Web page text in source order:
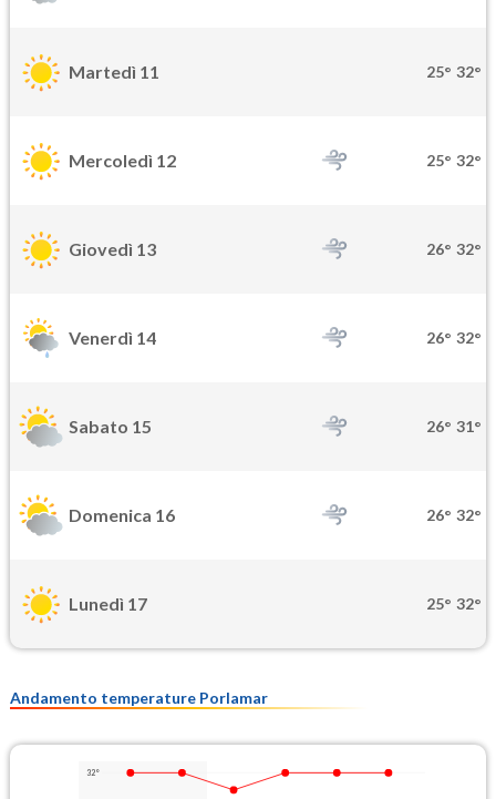
Martedì 11 25° 32°
Mercoledì 12 25° 32°
Giovedì 13 26° 32°
Venerdì 14 26° 32°
Sabato 15 26° 31°
Domenica 16 26° 32°
Lunedì 17 25° 32°
Andamento temperature Porlamar
32°